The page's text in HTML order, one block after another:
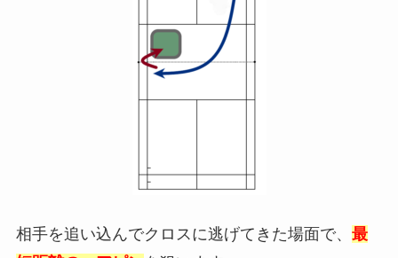
相手を追い込んでクロスに逃げてきた場面で、 最